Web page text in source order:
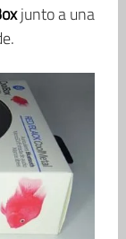
junto a una